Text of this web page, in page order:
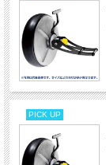
PICK UP